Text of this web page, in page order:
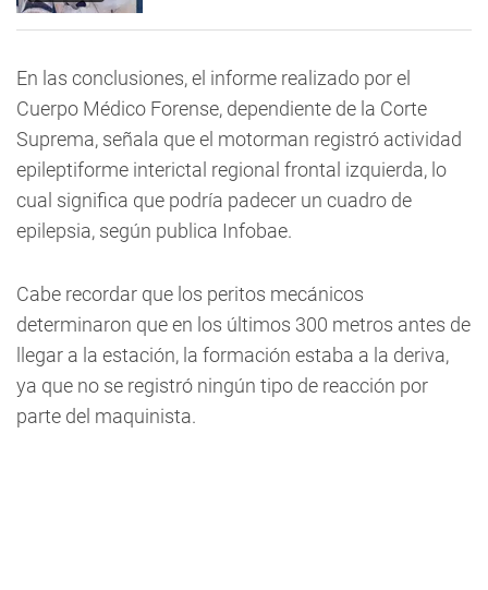
En las conclusiones, el informe realizado por el
Cuerpo Médico Forense, dependiente de la Corte
Suprema, señala que el motorman registró actividad
epileptiforme interictal regional frontal izquierda, lo
cual significa que podría padecer un cuadro de
epilepsia, según publica Infobae.
Cabe recordar que los peritos mecánicos
determinaron que en los últimos 300 metros antes de
llegar a la estación, la formación estaba a la deriva,
ya que no se registró ningún tipo de reacción por
parte del maquinista.